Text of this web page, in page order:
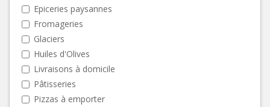
Epiceries paysannes
Fromageries
Glaciers
Huiles d'Olives
Livraisons à domicile
Pâtisseries
Pizzas à emporter